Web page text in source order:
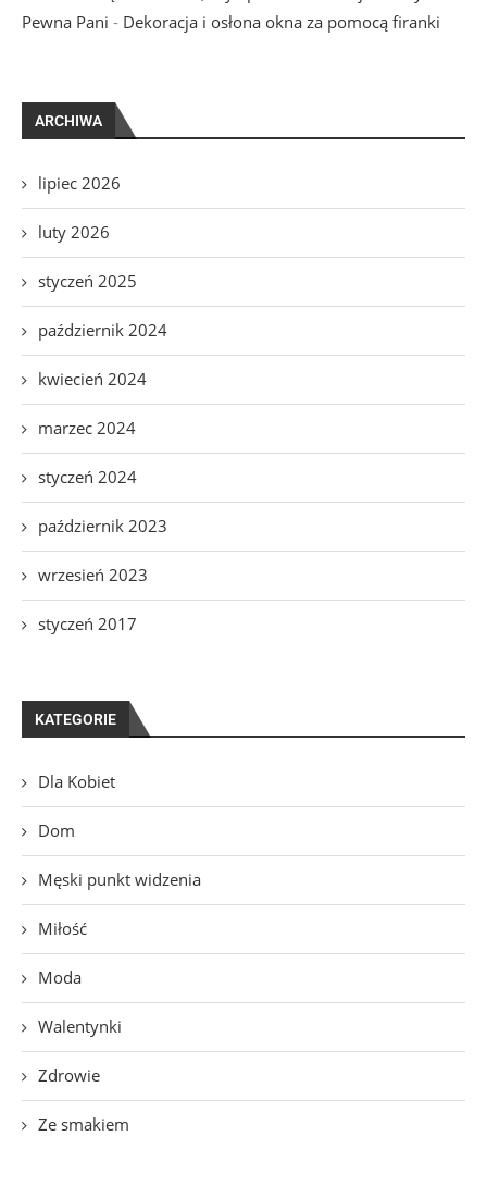
Pewna Pani - Dekoracja i osłona okna za pomocą firanki
ARCHIWA
lipiec 2026
luty 2026
styczeń 2025
październik 2024
kwiecień 2024
marzec 2024
styczeń 2024
październik 2023
wrzesień 2023
styczeń 2017
KATEGORIE
Dla Kobiet
Dom
Męski punkt widzenia
Miłość
Moda
Walentynki
Zdrowie
Ze smakiem